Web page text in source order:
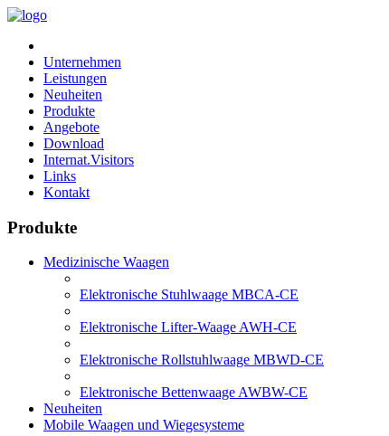
Unternehmen
Leistungen
Neuheiten
Produkte
Angebote
Download
Internat.Visitors
Links
Kontakt
Produkte
Medizinische Waagen
Elektronische Stuhlwaage MBCA-CE
Elektronische Lifter-Waage AWH-CE
Elektronische Rollstuhlwaage MBWD-CE
Elektronische Bettenwaage AWBW-CE
Neuheiten
Mobile Waagen und Wiegesysteme